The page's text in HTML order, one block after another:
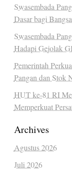
Swasembada
Dasar bagi
Swasembada
Hadapi Gejolak
Pemerintah
Pangan dan Stok
HUT ke-81 RI
Memperkuat
Archives
Agustus 2026
Juli 2026